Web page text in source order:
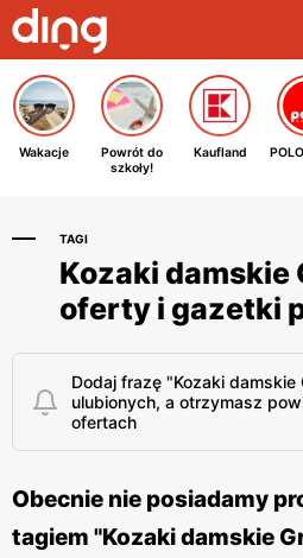
Wakacje
Powrót do
szkoły!
Kaufland
TAGI
Kozaki damskie
oferty i gazetki
Dodaj frazę "Kozaki damskie
ulubionych, a otrzymasz
ofertach
Obecnie nie posiadamy
tagiem "Kozaki damskie